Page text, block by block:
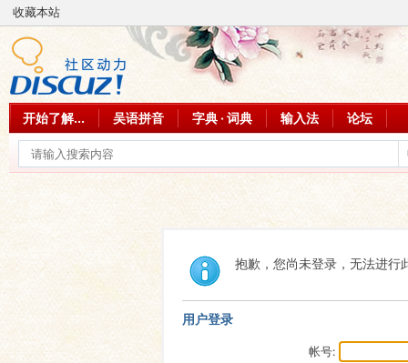
收藏本站
开始了解... 吴语拼音 字典 · 词典 输入法 论坛
抱歉，您尚未登录，无法进行
用户登录
帐号: